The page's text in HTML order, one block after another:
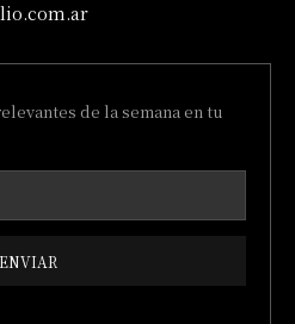
de la semana en tu
ENVIAR